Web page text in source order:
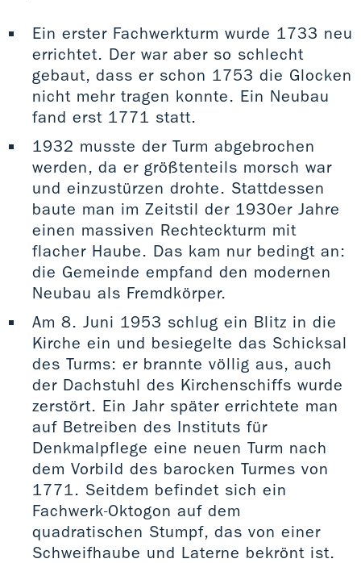
Ein erster Fachwerkturm wurde 1733 neu
errichtet. Der war aber so schlecht
gebaut, dass er schon 1753 die Glocken
nicht mehr tragen konnte. Ein Neubau
fand erst 1771 statt.
1932 musste der Turm abgebrochen
werden, da er größtenteils morsch war
und einzustürzen drohte. Stattdessen
baute man im Zeitstil der 1930er Jahre
einen massiven Rechteckturm mit
flacher Haube. Das kam nur bedingt an:
die Gemeinde empfand den modernen
Neubau als Fremdkörper.
Am 8. Juni 1953 schlug ein Blitz in die
Kirche ein und besiegelte das Schicksal
des Turms: er brannte völlig aus, auch
der Dachstuhl des Kirchenschiffs wurde
zerstört. Ein Jahr später errichtete man
auf Betreiben des Instituts für
Denkmalpflege eine neuen Turm nach
dem Vorbild des barocken Turmes von
1771. Seitdem befindet sich ein
Fachwerk-Oktogon auf dem
quadratischen Stumpf, das von einer
Schweifhaube und Laterne bekrönt ist.